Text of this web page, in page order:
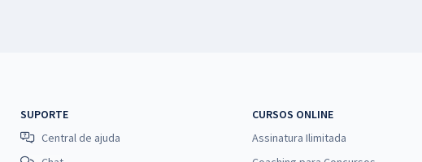
SUPORTE
Central de ajuda
CURSOS ONLINE
Assinatura Ilimitada